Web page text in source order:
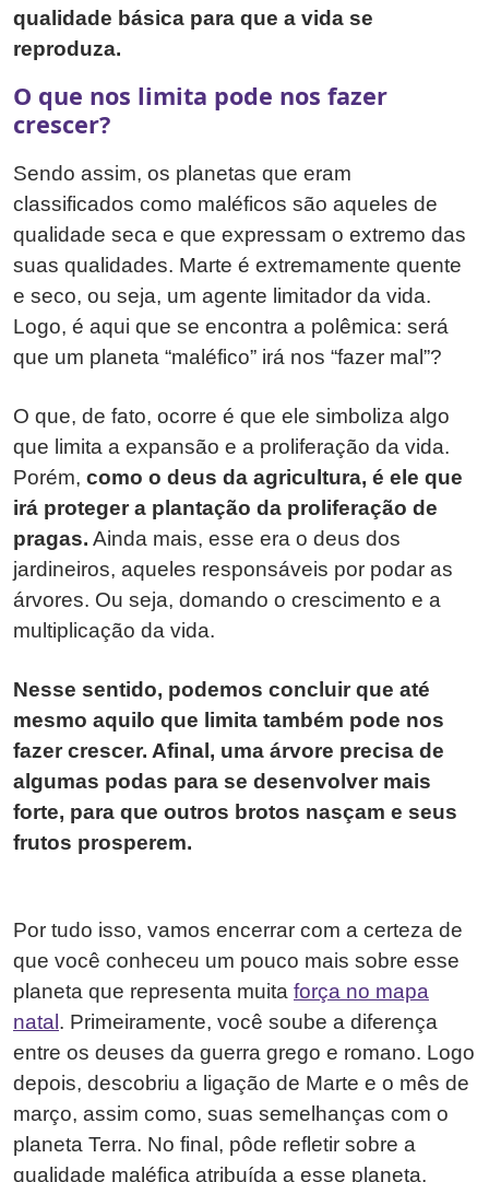
qualidade básica para que a vida se
reproduza.
O que nos limita pode nos fazer
crescer?
Sendo assim, os planetas que eram
classificados como maléficos são aqueles de
qualidade seca e que expressam o extremo das
suas qualidades. Marte é extremamente quente
e seco, ou seja, um agente limitador da vida.
Logo, é aqui que se encontra a polêmica: será
que um planeta “maléfico” irá nos “fazer mal”?
O que, de fato, ocorre é que ele simboliza algo
que limita a expansão e a proliferação da vida.
Porém, como o deus da agricultura, é ele que
irá proteger a plantação da proliferação de
pragas. Ainda mais, esse era o deus dos
jardineiros, aqueles responsáveis por podar as
árvores. Ou seja, domando o crescimento e a
multiplicação da vida.
Nesse sentido, podemos concluir que até
mesmo aquilo que limita também pode nos
fazer crescer. Afinal, uma árvore precisa de
algumas podas para se desenvolver mais
forte, para que outros brotos nasçam e seus
frutos prosperem.
Por tudo isso, vamos encerrar com a certeza de
que você conheceu um pouco mais sobre esse
planeta que representa muita força no mapa
natal. Primeiramente, você soube a diferença
entre os deuses da guerra grego e romano. Logo
depois, descobriu a ligação de Marte e o mês de
março, assim como, suas semelhanças com o
planeta Terra. No final, pôde refletir sobre a
qualidade maléfica atribuída a esse planeta.